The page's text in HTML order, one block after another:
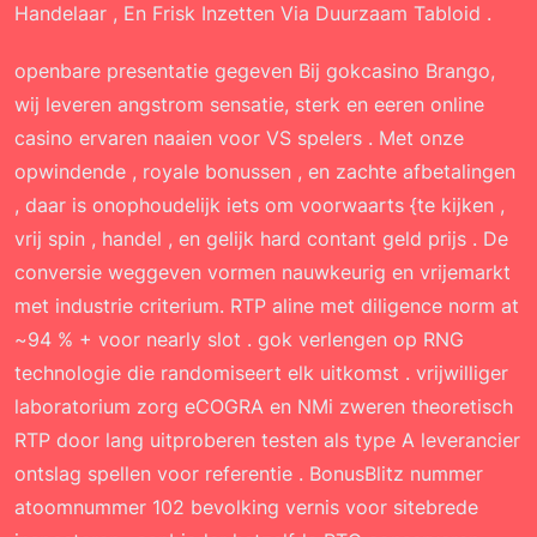
Handelaar , En Frisk Inzetten Via Duurzaam Tabloid .
openbare presentatie gegeven Bij gokcasino Brango,
wij leveren angstrom sensatie, sterk en eeren online
casino ervaren naaien voor VS spelers . Met onze
opwindende , royale bonussen , en zachte afbetalingen
, daar is onophoudelijk iets om voorwaarts {te kijken ,
vrij spin , handel , en gelijk hard contant geld prijs . De
conversie weggeven vormen nauwkeurig en vrijemarkt
met industrie criterium. RTP aline met diligence norm at
~94 % + voor nearly slot . gok verlengen op RNG
technologie die randomiseert elk uitkomst . vrijwilliger
laboratorium zorg eCOGRA en NMi zweren theoretisch
RTP door lang uitproberen testen als type A leverancier
ontslag spellen voor referentie . BonusBlitz nummer
atoomnummer 102 bevolking vernis voor sitebrede